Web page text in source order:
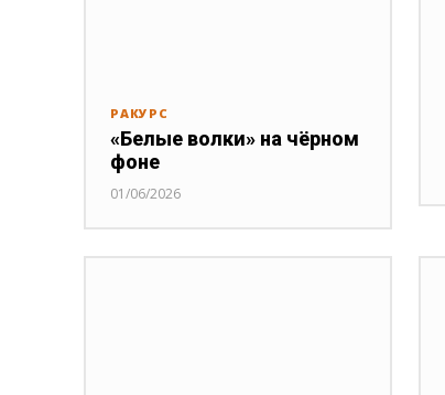
РАКУРС
«Белые волки» на чёрном
фоне
01/06/2026